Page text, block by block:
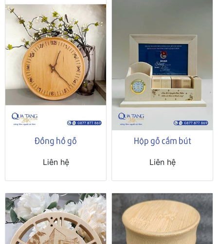
Đồng hồ gỗ
Liên hệ
Hộp gỗ cắm bút
Liên hệ